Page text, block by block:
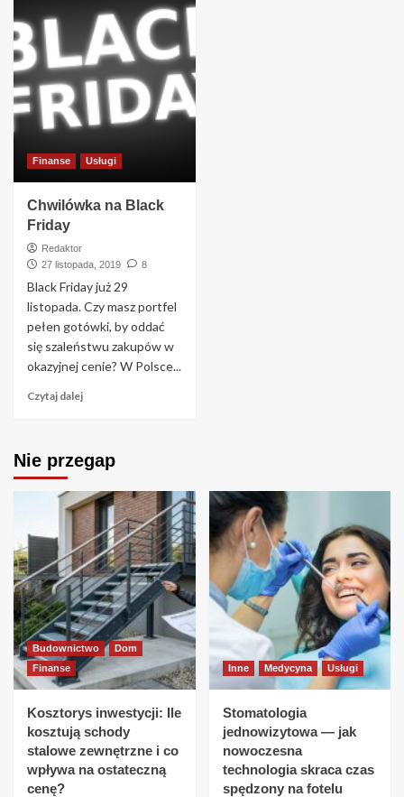
Finanse Usługi
Chwilówka na Black
Friday
Redaktor
27 listopada, 2019
8
Black Friday już 29
listopada. Czy masz portfel
pełen gotówki, by oddać
się szaleństwu zakupów w
okazyjnej cenie? W Polsce...
Czytaj dalej
Nie przegap
Budownictwo
Dom
Finanse
Kosztorys inwestycji: Ile
kosztują schody
stalowe zewnętrzne i co
wpływa na ostateczną
cenę?
Inne Medycyna Usługi
Stomatologia
jednowizytowa — jak
nowoczesna
technologia skraca czas
spędzony na fotelu